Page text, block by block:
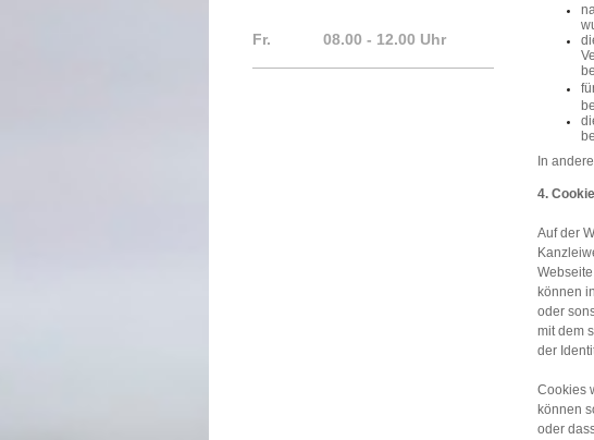
In
4.
Auf der
können
oder
mit dem
der
Cookies
können
oder
Fr. 08.00 - 12.00 Uhr